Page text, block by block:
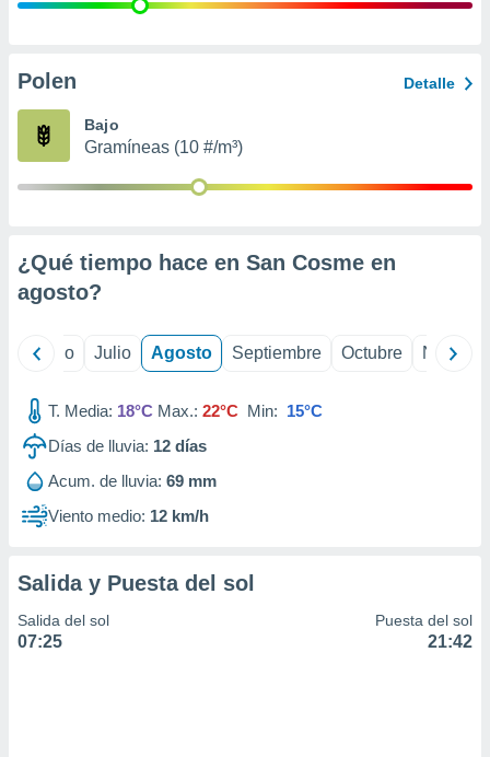
publicidad
de
Polen Detalle
Bajo
Gramíneas (10 #/m³)
¿Qué tiempo hace en San Cosme en
agosto?
Junio Julio Agosto Septiembre Octubre
T. Media: 18°C Max.: 22°C Min: 15°C
Días de lluvia: 12 días
Acum. de lluvia: 69 mm
Viento medio: 12 km/h
Salida y Puesta del sol
Salida del sol
07:25
Puesta del sol
21:42